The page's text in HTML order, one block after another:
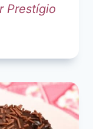
Prestígio